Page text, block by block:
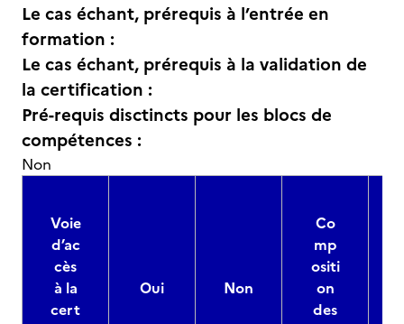
Le cas échant, prérequis à l’entrée en
formation :
Le cas échant, prérequis à la validation de
la certification :
Pré-requis disctincts pour les blocs de
compétences :
Non
Voie
d’ac
cès
à la
cert
Oui Non
Co
mp
ositi
on
des